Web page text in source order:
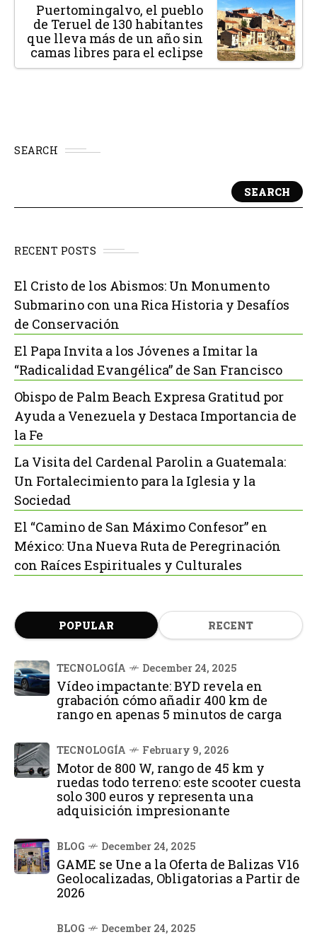
Puertomingalvo, el pueblo
de Teruel de 130 habitantes
que lleva más de un año sin
camas libres para el eclipse
SEARCH
SEARCH
RECENT POSTS
El Cristo de los Abismos: Un Monumento
Submarino con una Rica Historia y Desafíos
de Conservación
El Papa Invita a los Jóvenes a Imitar la
“Radicalidad Evangélica” de San Francisco
Obispo de Palm Beach Expresa Gratitud por
Ayuda a Venezuela y Destaca Importancia de
la Fe
La Visita del Cardenal Parolin a Guatemala:
Un Fortalecimiento para la Iglesia y la
Sociedad
El “Camino de San Máximo Confesor” en
México: Una Nueva Ruta de Peregrinación
con Raíces Espirituales y Culturales
POPULAR RECENT
TECNOLOGÍA December 24, 2025
Vídeo impactante: BYD revela en
grabación cómo añadir 400 km de
rango en apenas 5 minutos de carga
TECNOLOGÍA February 9, 2026
Motor de 800 W, rango de 45 km y
ruedas todo terreno: este scooter cuesta
solo 300 euros y representa una
adquisición impresionante
BLOG December 24, 2025
GAME se Une a la Oferta de Balizas V16
Geolocalizadas, Obligatorias a Partir de
2026
BLOG December 24, 2025